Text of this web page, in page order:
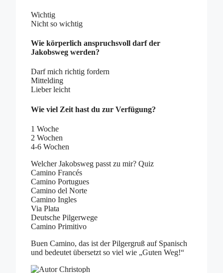
Wichtig
Nicht so wichtig
Wie körperlich anspruchsvoll darf der
Jakobsweg werden?
Darf mich richtig fordern
Mittelding
Lieber leicht
Wie viel Zeit hast du zur Verfügung?
1 Woche
2 Wochen
4-6 Wochen
Welcher Jakobsweg passt zu mir? Quiz
Camino Francés
Camino Portugues
Camino del Norte
Camino Ingles
Via Plata
Deutsche Pilgerwege
Camino Primitivo
Buen Camino, das ist der Pilgergruß auf Spanisch
und bedeutet übersetzt so viel wie „Guten Weg!“